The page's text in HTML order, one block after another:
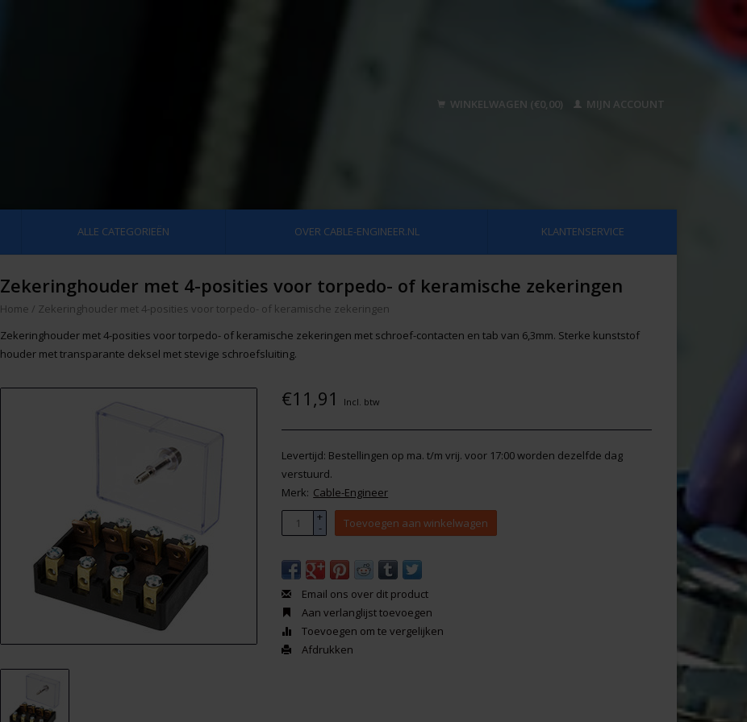
WINKELWAGEN (€0,00) MIJN ACCOUNT
ALLE CATEGORIEËN OVER CABLE-ENGINEER.NL KLANTENSERVICE
Zekeringhouder met 4-posities voor torpedo- of keramische zekeringen
Home / Zekeringhouder met 4-posities voor torpedo- of keramische zekeringen
Zekeringhouder met 4-posities voor torpedo- of keramische zekeringen met schroef-contacten en tab van 6,3mm. Sterke kunststof
houder met transparante deksel met stevige schroefsluiting.
€11,91 Incl. btw
Levertijd: Bestellingen op ma. t/m vrij. voor 17:00 worden dezelfde dag
verstuurd.
Merk: Cable-Engineer
+
- Toevoegen aan winkelwagen
Email ons over dit product
Aan verlanglijst toevoegen
Toevoegen om te vergelijken
Afdrukken